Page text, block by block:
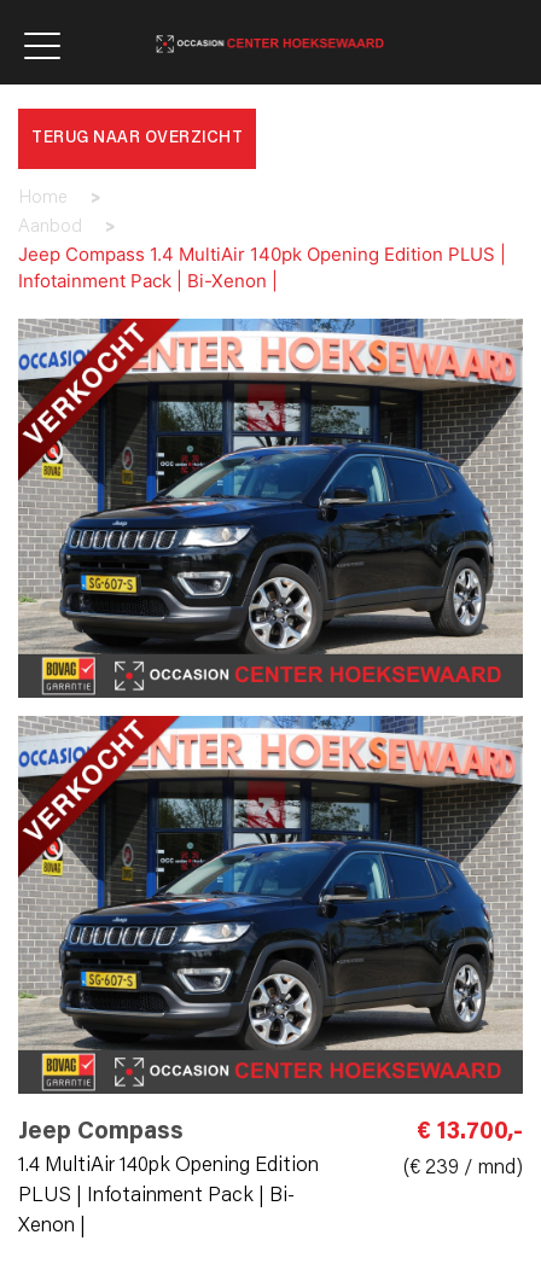
TERUG NAAR OVERZICHT
Home
>
Aanbod
>
Jeep Compass 1.4 MultiAir 140pk Opening Edition PLUS |
Infotainment Pack | Bi-Xenon |
Jeep Compass
1.4 MultiAir 140pk Opening Edition
PLUS | Infotainment Pack | Bi-
Xenon |
€ 13.700,-
(€ 239 / mnd)